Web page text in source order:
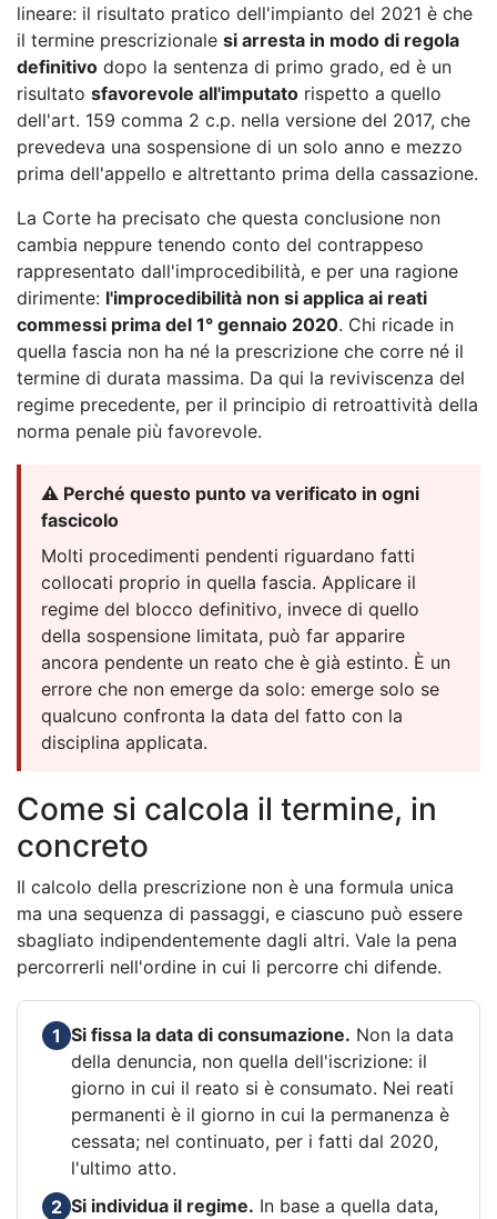
lineare: il risultato pratico dell'impianto del 2021 è che
il termine prescrizionale si arresta in modo di regola
definitivo dopo la sentenza di primo grado, ed è un
risultato sfavorevole all'imputato rispetto a quello
dell'art. 159 comma 2 c.p. nella versione del 2017, che
prevedeva una sospensione di un solo anno e mezzo
prima dell'appello e altrettanto prima della cassazione.
La Corte ha precisato che questa conclusione non
cambia neppure tenendo conto del contrappeso
rappresentato dall'improcedibilità, e per una ragione
dirimente: l'improcedibilità non si applica ai reati
commessi prima del 1° gennaio 2020. Chi ricade in
quella fascia non ha né la prescrizione che corre né il
termine di durata massima. Da qui la reviviscenza del
regime precedente, per il principio di retroattività della
norma penale più favorevole.
⚠️ Perché questo punto va verificato in ogni
fascicolo
Molti procedimenti pendenti riguardano fatti
collocati proprio in quella fascia. Applicare il
regime del blocco definitivo, invece di quello
della sospensione limitata, può far apparire
ancora pendente un reato che è già estinto. È un
errore che non emerge da solo: emerge solo se
qualcuno confronta la data del fatto con la
disciplina applicata.
Come si calcola il termine, in
concreto
Il calcolo della prescrizione non è una formula unica
ma una sequenza di passaggi, e ciascuno può essere
sbagliato indipendentemente dagli altri. Vale la pena
percorrerli nell'ordine in cui li percorre chi difende.
1 Si fissa la data di consumazione. Non la data
della denuncia, non quella dell'iscrizione: il
giorno in cui il reato si è consumato. Nei reati
permanenti è il giorno in cui la permanenza è
cessata; nel continuato, per i fatti dal 2020,
l'ultimo atto.
2 Si individua il regime. In base a quella data,